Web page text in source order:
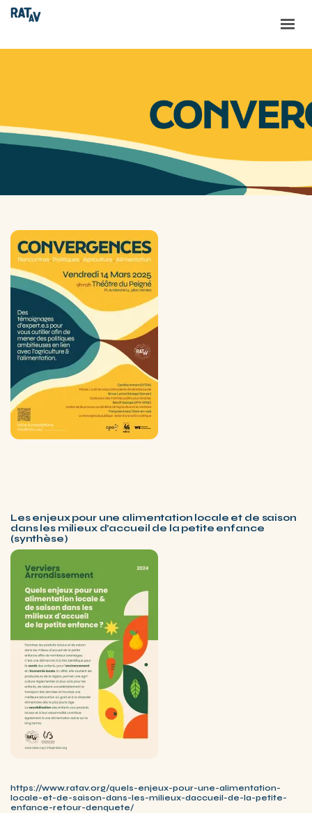
LES PROJETS
LES NOUVELLES
RESSOURCES
Les enjeux pour une alimentation locale et de saison
dans les milieux d’accueil de la petite enfance
(synthèse)
https://www.ratav.org/quels-enjeux-pour-une-alimentation-
locale-et-de-saison-dans-les-milieux-daccueil-de-la-petite-
enfance-retour-denquete/